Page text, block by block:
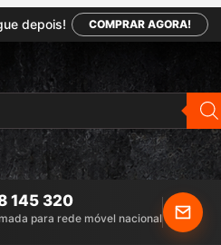
depois! COMPRAR AGORA!
145 320
para rede móvel nacional